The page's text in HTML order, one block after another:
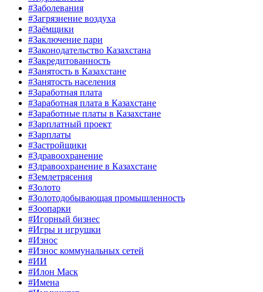
#Заболевания
#Загрязнение воздуха
#Заёмщики
#Заключение пари
#Законодательство Казахстана
#Закредитованность
#Занятость в Казахстане
#Занятость населения
#Заработная плата
#Заработная плата в Казахстане
#Заработные платы в Казахстане
#Зарплатный проект
#Зарплаты
#Застройщики
#Здравоохранение
#Здравоохранение в Казахстане
#Землетрясения
#Золото
#Золотодобывающая промышленность
#Зоопарки
#Игорный бизнес
#Игры и игрушки
#Износ
#Износ коммунальных сетей
#ИИ
#Илон Маск
#Имена